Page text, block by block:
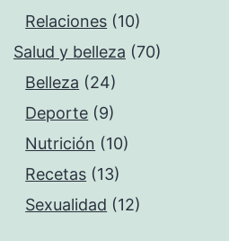
Relaciones (10)
Salud y belleza (70)
Belleza (24)
Deporte (9)
Nutrición (10)
Recetas (13)
Sexualidad (12)